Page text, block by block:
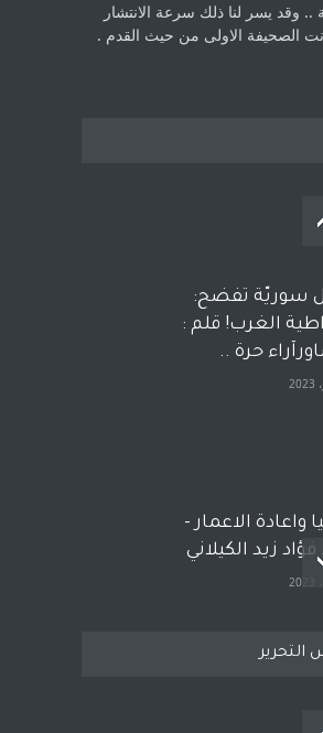
.. وقد يسر لنا ذلك سرعة الانتشار
‏الصحيفة الاولى من حيث القدم .
سوريّة تفضح:
الغرب! قلم :
حرة ..
واعادة الاعمار -
زيد الكيلاني
طاحنة كتب
التحرير